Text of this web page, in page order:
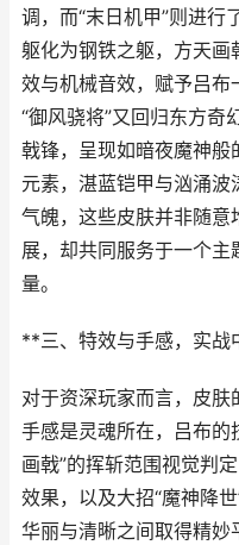
调，而“末日机甲”则进行
躯化为钢铁之躯，方天
效与机械音效，赋予吕布
“御风骁将”又回归东方奇
戟锋，呈现如暗夜魔神般
元素，湛蓝铠甲与汹涌
气魄，这些皮肤并非随
展，却共同服务于一个
量。
**三、特效与手感，实战
对于资深玩家而言，皮
手感是灵魂所在，吕布的
画戟”的挥斩范围视觉判
效果，以及大招“魔神降
华丽与清晰之间取得精妙